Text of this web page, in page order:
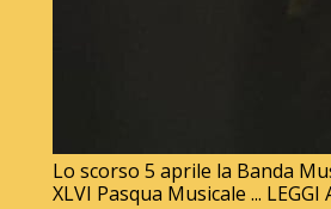
Lo scorso 5 aprile la Banda
XLVI Pasqua Musicale ... LEGGI